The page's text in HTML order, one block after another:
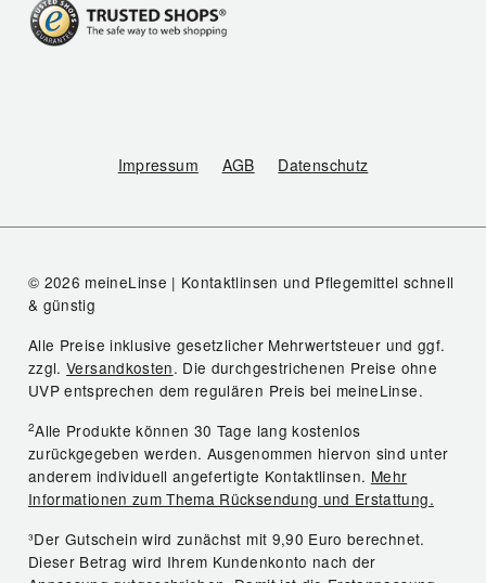
Impressum AGB Datenschutz
© 2026 meineLinse | Kontaktlinsen und Pflegemittel schnell
& günstig
Alle Preise inklusive gesetzlicher Mehrwertsteuer und ggf.
zzgl.Versandkosten. Die durchgestrichenen Preise ohne
UVP entsprechen dem regulären Preis bei meineLinse.
2Alle Produkte können 30 Tage lang kostenlos
zurückgegeben werden. Ausgenommen hiervon sind unter
anderem individuell angefertigte Kontaktlinsen. Mehr
Informationen zum Thema Rücksendung und Erstattung.
³Der Gutschein wird zunächst mit 9,90 Euro berechnet.
Dieser Betrag wird Ihrem Kundenkonto nach der